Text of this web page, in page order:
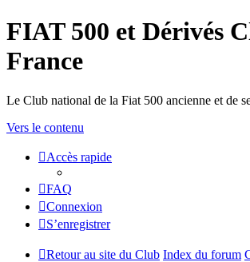
FIAT 500 et Dérivés
France
Le Club national de la Fiat 500 ancienne et de
Vers le contenu
Accès rapide
FAQ
Connexion
S’enregistrer
Retour au site du Club Index du forum